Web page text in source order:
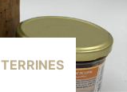
TERRINES